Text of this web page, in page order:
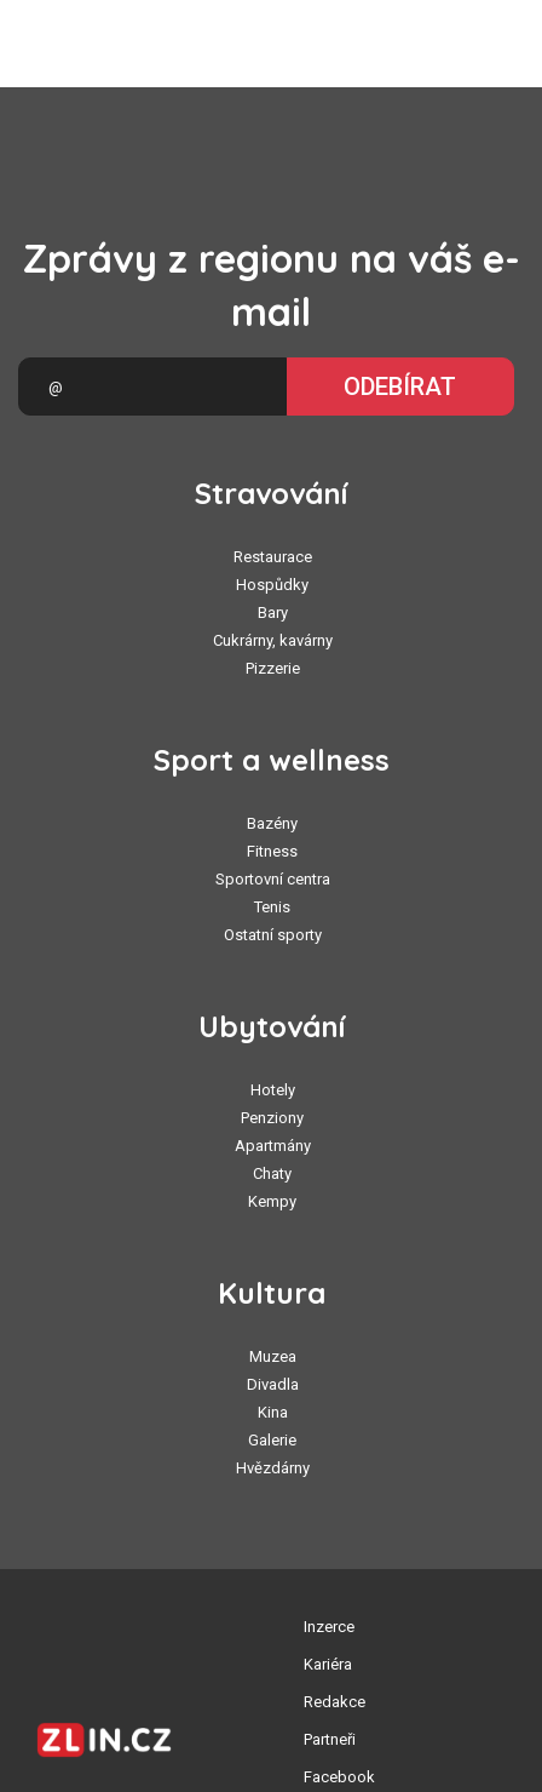
Zprávy z regionu na váš e-
mail
ODEBÍRAT
Stravování
Restaurace
Hospůdky
Bary
Cukrárny, kavárny
Pizzerie
Sport a wellness
Bazény
Fitness
Sportovní centra
Tenis
Ostatní sporty
Ubytování
Hotely
Penziony
Apartmány
Chaty
Kempy
Kultura
Muzea
Divadla
Kina
Galerie
Hvězdárny
Inzerce
Kariéra
Redakce
Partneři
Facebook